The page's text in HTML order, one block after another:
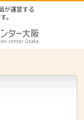
が運営する
。